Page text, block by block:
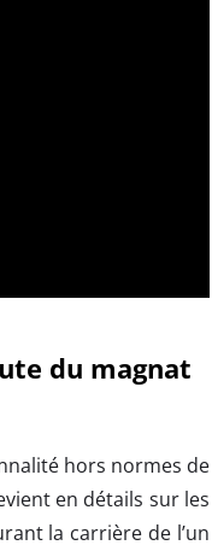
du magnat
hors normes de
en détails sur les
la carrière de l’un